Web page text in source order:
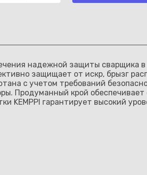
надежной защиты сварщика
защищает от искр, брызг
с учетом требований
Продуманный крой
KEMPPI гарантирует высокий